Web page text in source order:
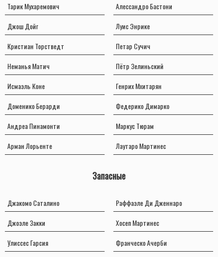
Тарик Мухаремович
Джош Дойг
Кристиан Торстведт
Неманья Матич
Исмаэль Коне
Доменико Берарди
Андреа Пинамонти
Арман Лорьенте
Алессандро Бастони
Луис Энрике
Петар Сучич
Пётр Зелиньский
Генрих Мхитарян
Федерико Димарко
Маркус Тюрам
Лаутаро Мартинес
Запасные
Джакомо Саталино
Джоэле Закки
Улиссес Гарсия
Раффаэле Ди Дженнаро
Хосеп Мартинес
Франческо Ачерби